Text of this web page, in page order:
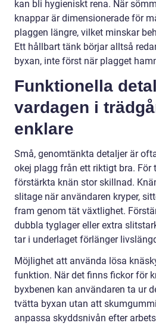
kan bli hygieniskt rena. När
knappar är dimensionerade för
plaggen längre, vilket minskar
Ett hållbart tänk börjar alltså
byxan, inte först när plagget
Funktionella
vardagen i
enklare
Små, genomtänkta detaljer är
okej plagg från ett riktigt bra. För
förstärkta knän stor skillnad.
slitage när användaren kryper,
fram genom tät växtlighet.
dubbla tyglager eller extra
tar i underlaget förlänger
Möjlighet att använda lösa
funktion. När det finns fickor för
byxbenen kan användaren ta ur
tvätta byxan utan att
anpassa skyddsnivån efter